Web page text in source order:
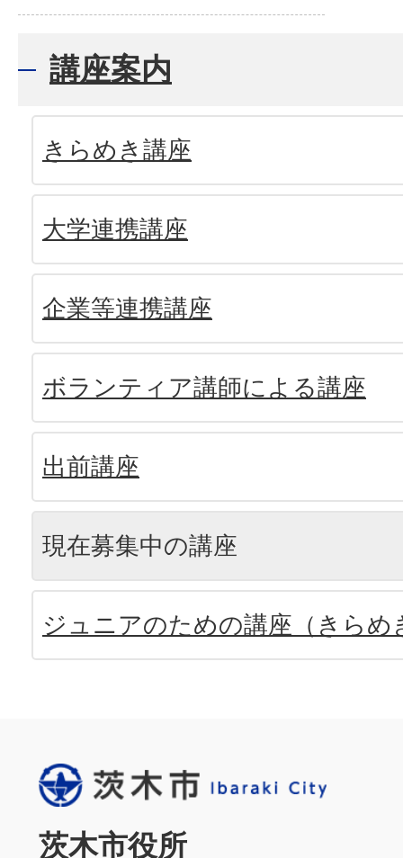
講座案内
きらめき講座
大学連携講座
企業等連携講座
ボランティア講師による講座
出前講座
現在募集中の講座
ジュニアのための講座（きらめ
茨木市役所